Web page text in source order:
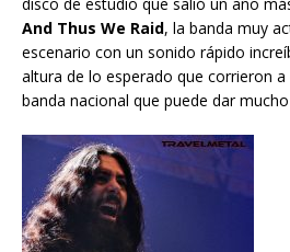
And Thus We Raid, la banda muy
escenario con un sonido rápido
altura de lo esperado que corrieron
banda nacional que puede dar